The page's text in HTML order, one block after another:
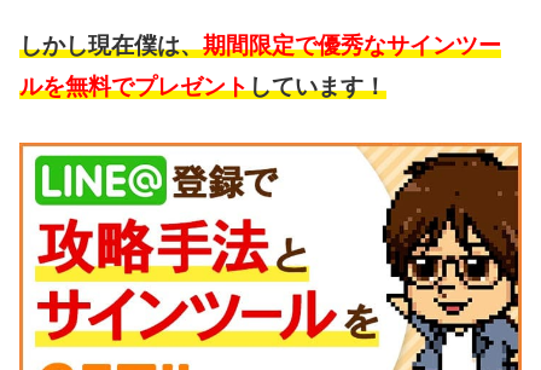
しかし現在僕は、期間限定で優秀なサインツー
ルを無料でプレゼントしています！